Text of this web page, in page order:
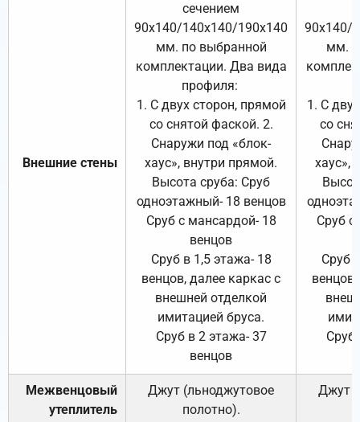
Внешние стены
сечением
90х140/140х140/190х140
мм. по выбранной
комплектации. Два вида
профиля:
1. С двух сторон, прямой
со снятой фаской. 2.
Снаружи под «блок-
хаус», внутри прямой.
Высота сруба: Сруб
одноэтажный- 18 венцов
Сруб с мансардой- 18
венцов
Сруб в 1,5 этажа- 18
венцов, далее каркас с
внешней отделкой
имитацией бруса.
Сруб в 2 этажа- 37
венцов
90х140/
мм.
1. С
со
хаус»,
Сруб с
Сруб
Сруб
Межвенцовый
утеплитель
Джут (льноджутовое
полотно).
Джут